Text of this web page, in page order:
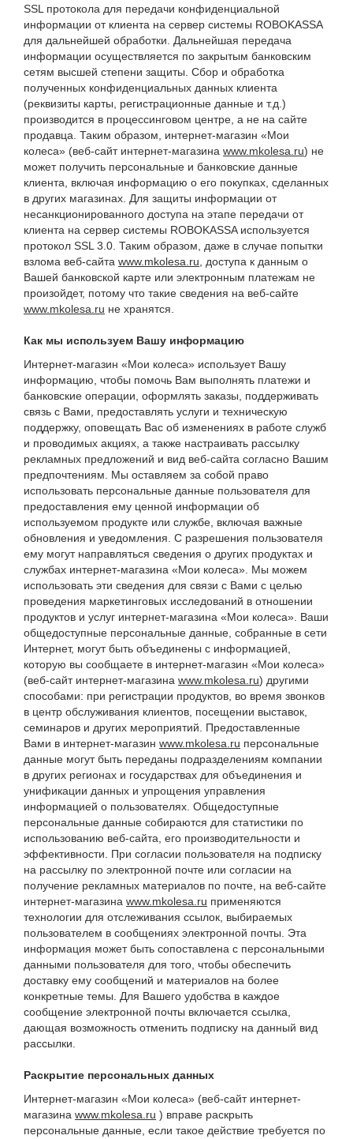
SSL протокола для передачи конфиденциальной
информации от клиента на сервер системы ROBOKASSA
для дальнейшей обработки. Дальнейшая передача
информации осуществляется по закрытым банковским
сетям высшей степени защиты. Сбор и обработка
полученных конфиденциальных данных клиента
(реквизиты карты, регистрационные данные и т.д.)
производится в процессинговом центре, а не на сайте
продавца. Таким образом, интернет-магазин «Мои
колеса» (веб-сайт интернет-магазина www.mkolesa.ru) не
может получить персональные и банковские данные
клиента, включая информацию о его покупках, сделанных
в других магазинах. Для защиты информации от
несанкционированного доступа на этапе передачи от
клиента на сервер системы ROBOKASSA используется
протокол SSL 3.0. Таким образом, даже в случае попытки
взлома веб-сайта www.mkolesa.ru , доступа к данным о
Вашей банковской карте или электронным платежам не
произойдет, потому что такие сведения на веб-сайте
www.mkolesa.ru не хранятся.
Как мы используем Вашу информацию
Интернет-магазин «Мои колеса» использует Вашу
информацию, чтобы помочь Вам выполнять платежи и
банковские операции, оформлять заказы, поддерживать
связь с Вами, предоставлять услуги и техническую
поддержку, оповещать Вас об изменениях в работе служб
и проводимых акциях, а также настраивать рассылку
рекламных предложений и вид веб-сайта согласно Вашим
предпочтениям. Мы оставляем за собой право
использовать персональные данные пользователя для
предоставления ему ценной информации об
используемом продукте или службе, включая важные
обновления и уведомления. С разрешения пользователя
ему могут направляться сведения о других продуктах и
службах интернет-магазина «Мои колеса». Мы можем
использовать эти сведения для связи с Вами с целью
проведения маркетинговых исследований в отношении
продуктов и услуг интернет-магазина «Мои колеса». Ваши
общедоступные персональные данные, собранные в сети
Интернет, могут быть объединены с информацией,
которую вы сообщаете в интернет-магазин «Мои колеса»
(веб-сайт интернет-магазина www.mkolesa.ru) другими
способами: при регистрации продуктов, во время звонков
в центр обслуживания клиентов, посещении выставок,
семинаров и других мероприятий. Предоставленные
Вами в интернет-магазин www.mkolesa.ru персональные
данные могут быть переданы подразделениям компании
в других регионах и государствах для объединения и
унификации данных и упрощения управления
информацией о пользователях. Общедоступные
персональные данные собираются для статистики по
использованию веб-сайта, его производительности и
эффективности. При согласии пользователя на подписку
на рассылку по электронной почте или согласии на
получение рекламных материалов по почте, на веб-сайте
интернет-магазина www.mkolesa.ru применяются
технологии для отслеживания ссылок, выбираемых
пользователем в сообщениях электронной почты. Эта
информация может быть сопоставлена с персональными
данными пользователя для того, чтобы обеспечить
доставку ему сообщений и материалов на более
конкретные темы. Для Вашего удобства в каждое
сообщение электронной почты включается ссылка,
дающая возможность отменить подписку на данный вид
рассылки.
Раскрытие персональных данных
Интернет-магазин «Мои колеса» (веб-сайт интернет-
магазина www.mkolesa.ru ) вправе раскрыть
персональные данные, если такое действие требуется по